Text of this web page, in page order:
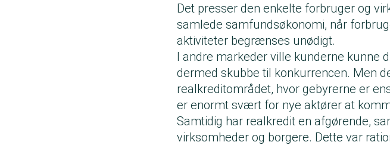
Det presser den enkelte forbruger og
samlede samfundsøkonomi, når
aktiviteter begrænses unødigt.
I andre markeder ville kunderne kunne
dermed skubbe til konkurrencen. Men
realkreditområdet, hvor gebyrerne er
er enormt svært for nye aktører at
Samtidig har realkredit en afgørende,
virksomheder og borgere. Dette var